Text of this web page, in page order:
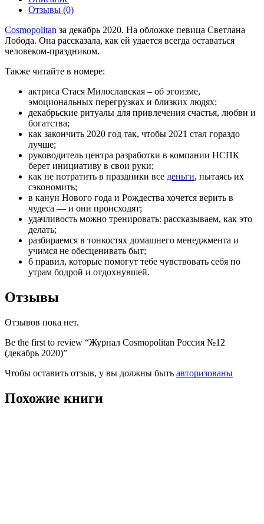
Отзывы (0)
Cosmopolitan за декабрь 2020. На обложке певица Светлана
Лобода. Она рассказала, как ей удается всегда оставаться
человеком-праздником.
Также читайте в номере:
актриса Стася Милославская – об эгоизме,
эмоциональных перегрузках и близких людях;
декабрьские ритуалы для привлечения счастья, любви и
богатства;
как закончить 2020 год так, чтобы 2021 стал гораздо
лучше;
руководитель центра разработки в компании НСПК
берет инициативу в свои руки;
как не потратить в праздники все деньги, пытаясь их
сэкономить;
в канун Нового года и Рождества хочется верить в
чудеса — и они происходят;
удачливость можно тренировать: рассказываем, как это
делать;
разбираемся в тонкостях домашнего менеджмента и
учимся не обесценивать быт;
6 правил, которые помогут тебе чувствовать себя по
утрам бодрой и отдохнувшей.
Отзывы
Отзывов пока нет.
Be the first to review “Журнал Cosmopolitan Россия №12
(декабрь 2020)”
Чтобы оставить отзыв, у вы должны быть авторизованы
Похожие книги